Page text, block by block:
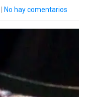
No hay comentarios